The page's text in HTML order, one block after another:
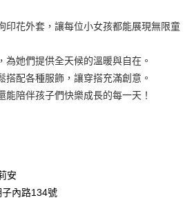
彰化商業銀行
兆豐國際商業銀行
台中商業銀行
華泰商業銀行
遠東國際商業銀行
印花外套，讓每位小女孩都能展現無限童
為她們提供全天候的溫暖與自在。
搭配各種服飾，讓穿搭充滿創意。
能陪伴孩子們快樂成長的每一天！
安
內路134號